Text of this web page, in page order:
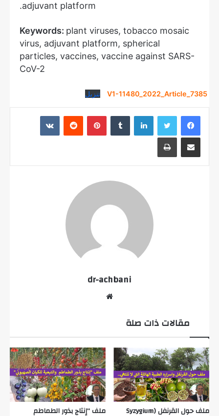
adjuvant platform.
Keywords: plant viruses, tobacco mosaic
virus, adjuvant platform, spherical
particles, vaccines, vaccine against SARS-
CoV-2
V1-11480_2022_Article_7385 تنزيل
لينكدإن بينتيريست
مشاركة عبر البريد طباعة
dr-achbani
مقالات ذات صلة
ملف حول القرنفل (Syzygium ملف “إنتاج بذور الطماطم